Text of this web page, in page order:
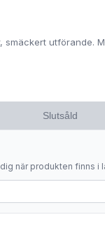
smäckert utförande.
Slutsåld
när produkten finns i